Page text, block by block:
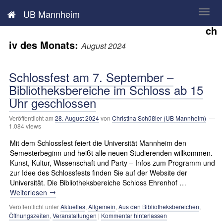
UB Mannheim
Neues aus der UB MannheimAr
ch
iv des Monats:August 2024
Schlossfest am 7. September –
Bibliotheksbereiche im Schloss ab 15
Uhr geschlossen
Veröffentlicht am 28. August 2024von Christina Schüßler (UB Mannheim) —
1.084 views
Mit dem Schlossfest feiert die Universität Mannheim den
Semesterbeginn und heißt alle neuen Studierenden willkommen.
Kunst, Kultur, Wissenschaft und Party – Infos zum Programm und
zur Idee des Schlossfests finden Sie auf der Website der
Universität. Die Bibliotheksbereiche Schloss Ehrenhof …
Weiterlesen →
Veröffentlicht unterAktuelles, Allgemein, Aus den Bibliotheksbereichen,
Öffnungszeiten, Veranstaltungen | Kommentar hinterlassen